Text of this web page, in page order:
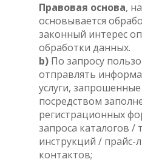
Правовая основа,
основывается
законный интерес
обработки данных.
b) По запросу
отправлять
услуги,
посредством
регистрационных
запроса каталогов /
инструкций / прайс-
контактов;